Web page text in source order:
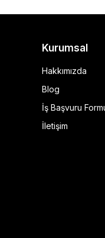
Kurumsal
Hakkımızda
Blog
İş Başvuru
İletişim